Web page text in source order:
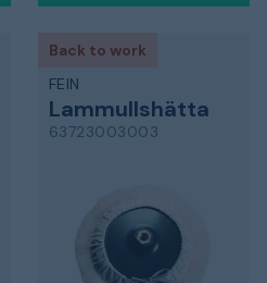
Back to work
FEIN
Lammullshätta
63723003003